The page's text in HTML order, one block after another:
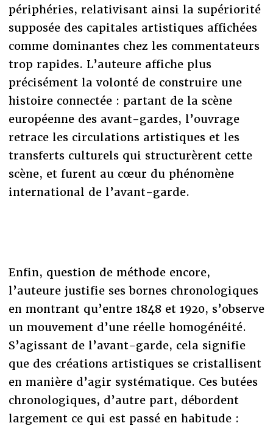
périphéries, relativisant ainsi la supériorité
supposée des capitales artistiques affichées
comme dominantes chez les commentateurs
trop rapides. L’auteure affiche plus
précisément la volonté de construire une
histoire connectée : partant de la scène
européenne des avant-gardes, l’ouvrage
retrace les circulations artistiques et les
transferts culturels qui structurèrent cette
scène, et furent au cœur du phénomène
international de l’avant-garde.
Enfin, question de méthode encore,
l’auteure justifie ses bornes chronologiques
en montrant qu’entre 1848 et 1920, s’observe
un mouvement d’une réelle homogénéité.
S’agissant de l’avant-garde, cela signifie
que des créations artistiques se cristallisent
en manière d’agir systématique. Ces butées
chronologiques, d’autre part, débordent
largement ce qui est passé en habitude :